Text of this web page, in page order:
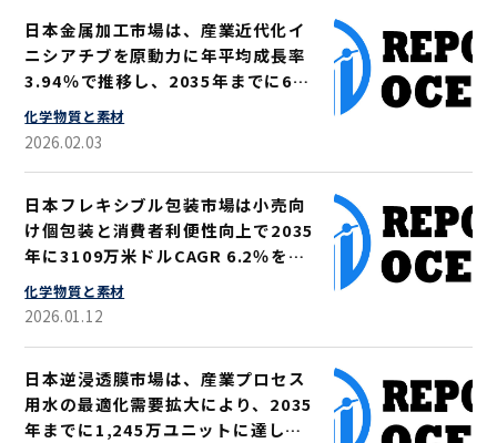
日本金属加工市場は、産業近代化イ
ニシアチブを原動力に年平均成長率
3.94％で推移し、2035年までに66
億4940万米ドルに達すると予測され
る
化学物質と素材
2026.02.03
日本フレキシブル包装市場は小売向
け個包装と消費者利便性向上で2035
年に3109万米ドルCAGR 6.2％を記
録
化学物質と素材
2026.01.12
日本逆浸透膜市場は、産業プロセス
用水の最適化需要拡大により、2035
年までに1,245万ユニットに達し、